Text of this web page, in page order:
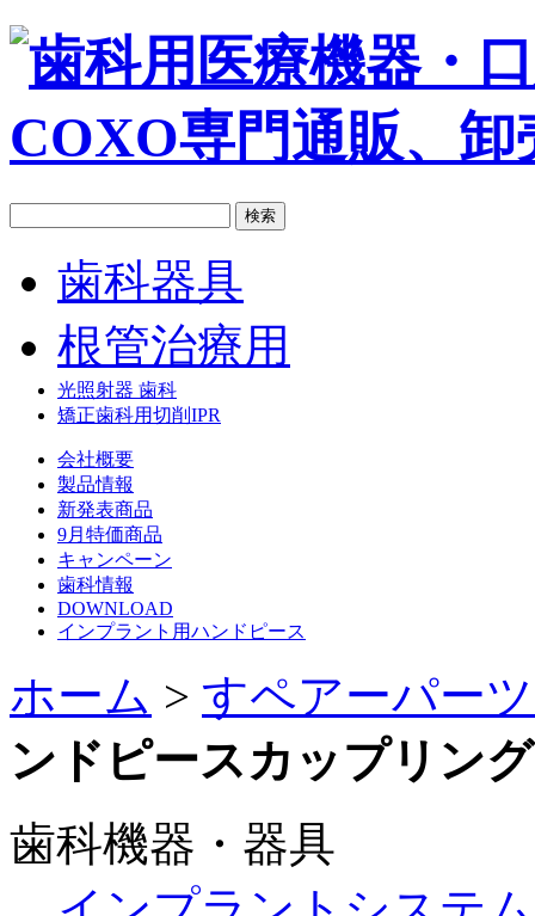
歯科器具
根管治療用
光照射器 歯科
矯正歯科用切削IPR
会社概要
製品情報
新発表商品
9月特価商品
キャンペーン
歯科情報
DOWNLOAD
インプラント用ハンドピース
ホーム > すペアーパー
ンドピースカップリン
歯科機器・器具